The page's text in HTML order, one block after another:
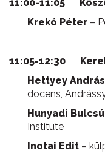
11:00-11:05
Krekó Péter –
11:05-12:30
Hettyey András
docens,
Hunyadi Bulcsú
Institute
Inotai Edit –